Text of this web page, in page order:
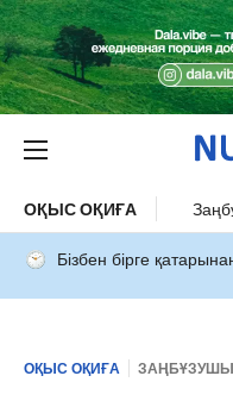
ОҚЫС ОҚИҒА
Бізбен бірге
ОҚЫС ОҚИҒА